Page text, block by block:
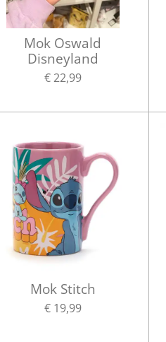
Mok Oswald
Disneyland
€ 22,99
Mok Stitch
€ 19,99